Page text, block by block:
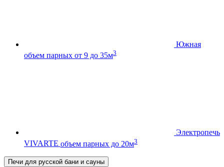
Южная
объем парных от 9 до 35м3
Электропечь
VIVARTE объем парных до 20м3
Печи для русской бани и сауны